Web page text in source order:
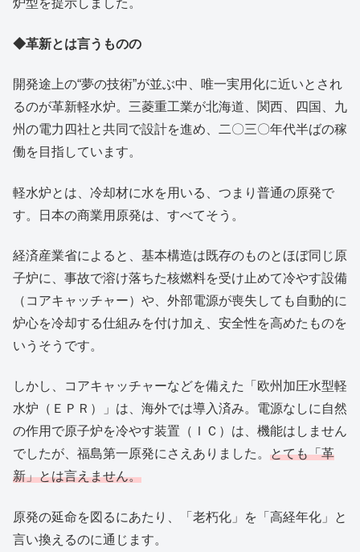
炉型を提示しました。
◆革新とは言うものの
開発途上の“夢の技術”が並ぶ中、唯一実用化に近いとされ
るのが革新軽水炉。三菱重工業が北海道、関西、四国、九
州の電力四社と共同で設計を進め、二〇三〇年代半ばの稼
働を目指しています。
軽水炉とは、冷却材に水を用いる、つまり普通の原発で
す。日本の商業用原発は、すべてそう。
経済産業省によると、基本構造は既存のものとほぼ同じ原
子炉に、事故で溶け落ちた核燃料を受け止めて冷やす設備
（コアキャッチャー）や、外部電源が喪失しても自動的に
炉心を冷却する仕組みを付け加え、安全性を高めたものを
いうそうです。
しかし、コアキャッチャーなどを備えた「欧州加圧水型軽
水炉（ＥＰＲ）」は、海外では導入済み。電源なしに自然
の作用で原子炉を冷やす装置（ＩＣ）は、機能はしません
でしたが、福島第一原発にさえありました。 とても「革
新」とは言えません。
原発の延命を図るにあたり、「老朽化」を「高経年化」と
言い換えるのに通じます。